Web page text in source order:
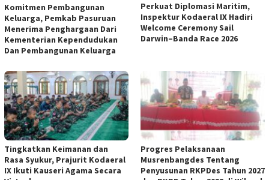
Komitmen Pembangunan
Keluarga, Pemkab Pasuruan
Menerima Penghargaan Dari
Kementerian Kependudukan
Dan Pembangunan Keluarga
Perkuat Diplomasi Maritim,
Inspektur Kodaeral IX Hadiri
Welcome Ceremony Sail
Darwin–Banda Race 2026
Tingkatkan Keimanan dan
Rasa Syukur, Prajurit Kodaeral
IX Ikuti Kauseri Agama Secara
Progres Pelaksanaan
Musrenbangdes Tentang
Penyusunan RKPDes Tahun 2027